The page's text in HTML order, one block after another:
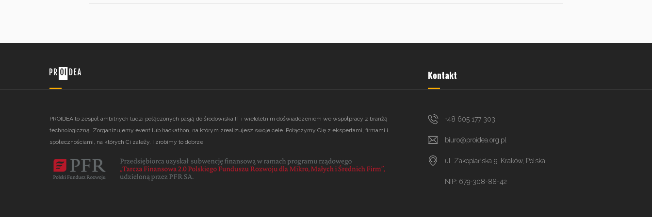
PROIDEA to zespół ambitnych ludzi połączonych pasją do środowiska IT i wieloletnim doświadczeniem we współpracy z branżą
technologiczną. Zorganizujemy event lub hackathon, na którym zrealizujesz swoje cele. Połączymy Cię z ekspertami, firmami i
społecznościami, na których Ci zależy. I zrobimy to dobrze.
Kontakt
+48 605 177 303
biuro@proidea.org.pl
ul. Zakopiańska 9, Kraków, Polska
NIP: 679-308-88-42